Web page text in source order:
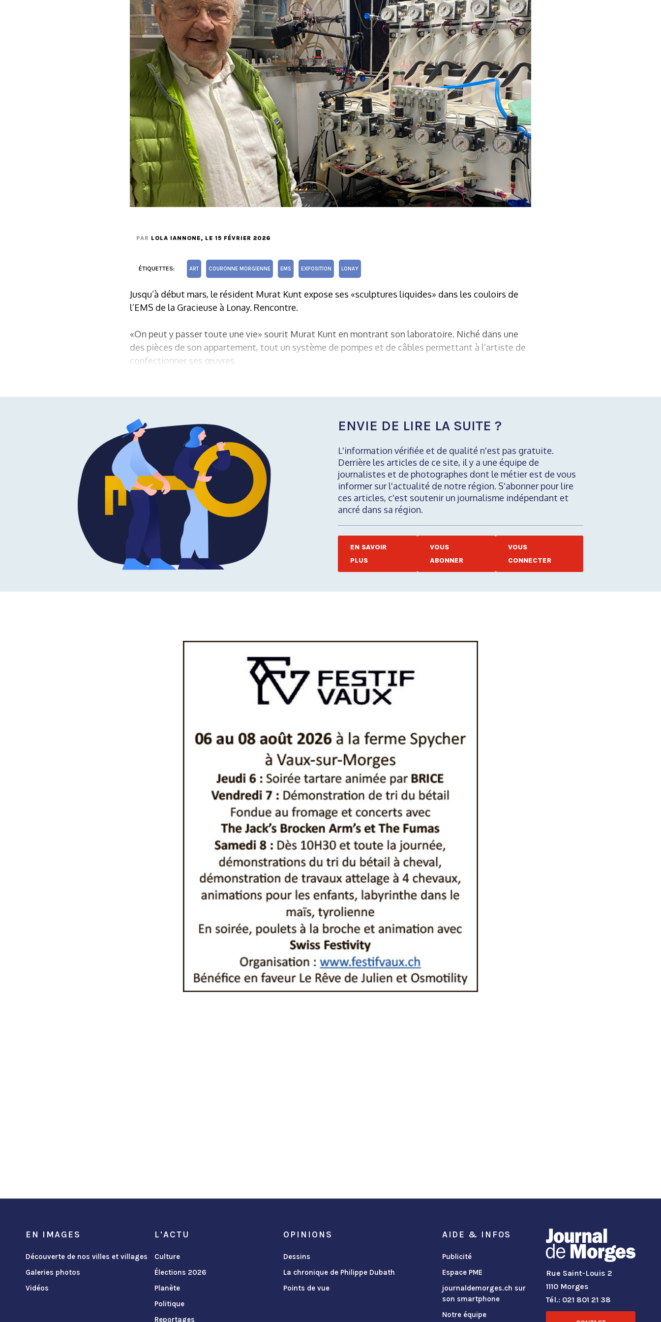
PAR LOLA IANNONE, LE 15 FÉVRIER 2026
ÉTIQUETTES: ART COURONNE MORGIENNE EMS EXPOSITION LONAY
Jusqu’à début mars, le résident Murat Kunt expose ses «sculptures liquides» dans les couloirs de
l’EMS de la Gracieuse à Lonay. Rencontre.
«On peut y passer toute une vie» sourit Murat Kunt en montrant son laboratoire. Niché dans une
des pièces de son appartement, tout un système de pompes et de câbles permettant à l’artiste de
confectionner ses œuvres.
ENVIE DE LIRE LA SUITE ?
L'information vérifiée et de qualité n'est pas gratuite.
Derrière les articles de ce site, il y a une équipe de
journalistes et de photographes dont le métier est de vous
informer sur l'actualité de notre région. S'abonner pour lire
ces articles, c'est soutenir un journalisme indépendant et
ancré dans sa région.
EN SAVOIR
PLUS
VOUS
ABONNER
VOUS
CONNECTER
EN IMAGES
Découverte de nos villes et villages
Galeries photos
Vidéos
L'ACTU
Culture
Élections 2026
Planète
Politique
Reportages
OPINIONS
Dessins
La chronique de Philippe Dubath
Points de vue
AIDE & INFOS
Publicité
Espace PME
journaldemorges.ch sur
son smartphone
Notre équipe
Rue Saint-Louis 2
1110 Morges
Tél.: 021 801 21 38